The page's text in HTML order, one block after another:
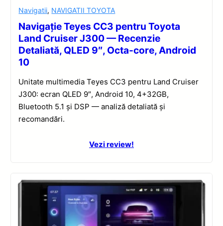
Navigatii, NAVIGATII TOYOTA
Navigație Teyes CC3 pentru Toyota
Land Cruiser J300 — Recenzie
Detaliată, QLED 9″, Octa-core, Android
10
Unitate multimedia Teyes CC3 pentru Land Cruiser
J300: ecran QLED 9″, Android 10, 4+32GB,
Bluetooth 5.1 și DSP — analiză detaliată și
recomandări.
Vezi review!